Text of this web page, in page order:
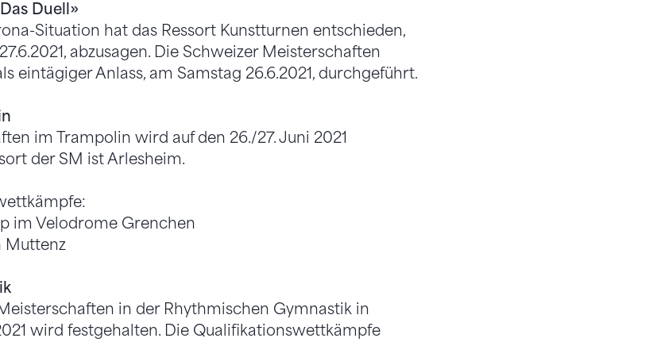
Duell»
Situation hat das Ressort Kunstturnen entschieden,
abzusagen. Die Schweizer Meisterschaften
eintägiger Anlass, am Samstag 26.6.2021, durchgeführt.
im Trampolin wird auf den 26./27. Juni 2021
der SM ist Arlesheim.
im Velodrome Grenchen
Muttenz
in der Rhythmischen Gymnastik in
wird festgehalten. Die Qualifikationswettkämpfe